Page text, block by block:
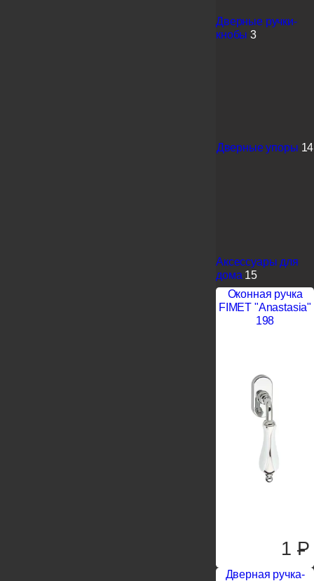
Дверные ручки-
кнобы 3
Дверные упоры 14
Аксессуары для
дома 15
Оконная ручка
FIMET "Anastasia"
198
1P
Дверная ручка-